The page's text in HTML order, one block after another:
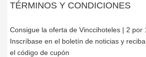
TÉRMINOS Y CONDICIONES
Consigue la oferta de Vinccihoteles | 2 por
Inscríbase en el boletín de noticias y
el código de cupón